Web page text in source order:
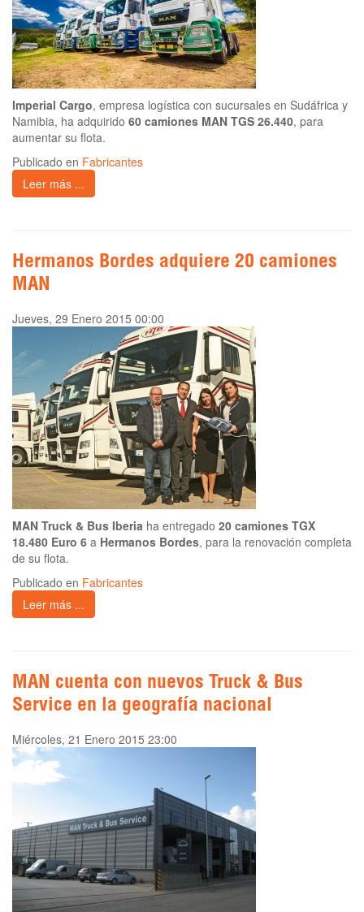
Imperial Cargo, empresa logística con sucursales en Sudáfrica y
Namibia, ha adquirido 60 camiones MAN TGS 26.440, para
aumentar su flota.
Publicado en Fabricantes
Leer más ...
Hermanos Bordes adquiere 20 camiones
MAN
Jueves, 29 Enero 2015 00:00
MAN Truck & Bus Iberia ha entregado 20 camiones TGX
18.480 Euro 6 a Hermanos Bordes, para la renovación completa
de su flota.
Publicado en Fabricantes
Leer más ...
MAN cuenta con nuevos Truck & Bus
Service en la geografía nacional
Miércoles, 21 Enero 2015 23:00